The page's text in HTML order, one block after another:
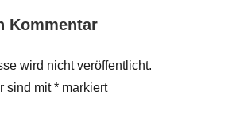
Kommentar
wird nicht veröffentlicht.
sind mit* markiert